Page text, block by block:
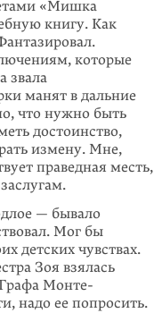
«Мишка
книгу. Как
которые
звала
манят в дальние
что нужно быть
достоинство,
измену. Мне,
праведная месть,
— бывало
Мог бы
детских чувствах.
Зоя взялась
Монте-
надо ее попросить.